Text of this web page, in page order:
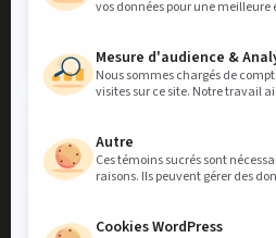
VISITEZ NOS MELLEM